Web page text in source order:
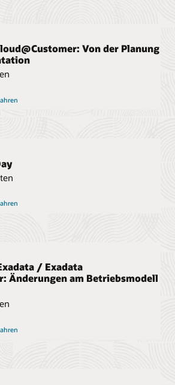
Von der Planung
/ Exadata
Änderungen am Betriebsmodell